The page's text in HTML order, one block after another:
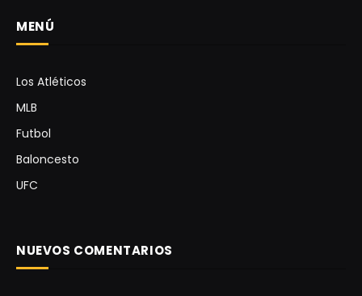
MENÚ
Los Atléticos
MLB
Futbol
Baloncesto
UFC
NUEVOS COMENTARIOS